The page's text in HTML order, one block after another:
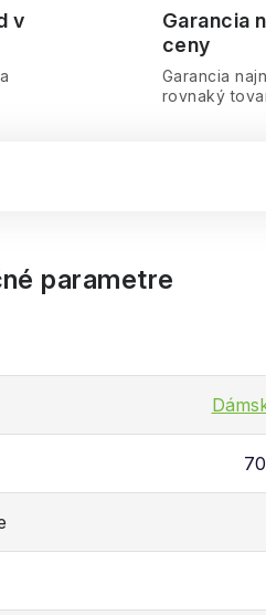
v
Garancia
ceny
Garancia
rovnaký
parametre